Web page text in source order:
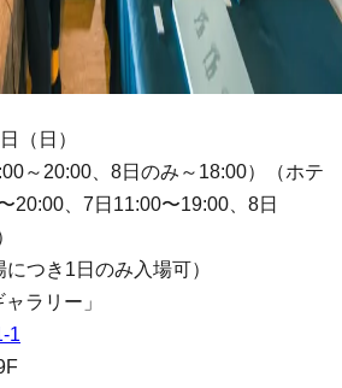
（日）
～20:00、8日のみ～18:00）（ホテ
20:00、7日11:00〜19:00、8日
つき1日のみ入場可）
ラリー」
1